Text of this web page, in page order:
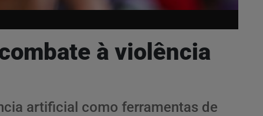
à violência
artificial como ferramentas de